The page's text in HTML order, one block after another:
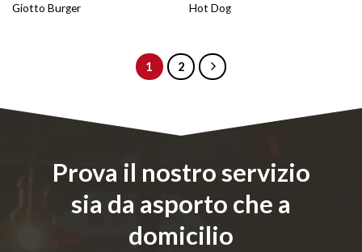
Giotto Burger Hot Dog
1 2
Prova il nostro servizio
sia da asporto che a
domicilio